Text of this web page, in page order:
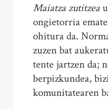
Maiatza zutitzea
ongietorria
ohitura da.
zuzen bat
tente jartzen da;
berpizkundea,
komunitatearen